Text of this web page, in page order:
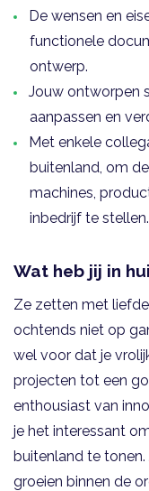
De wensen en
functionele
ontwerp.
Jouw ontworpen
aanpassen en
Met enkele
buitenland, om
machines,
inbedrijf te stellen.
Wat heb jij in
Ze zetten met liefde
ochtends niet op
wel voor dat je
projecten tot een
enthousiast van
je het interessant
buitenland te tonen.
groeien binnen de